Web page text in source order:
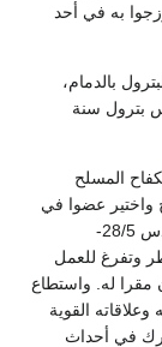
به في أحد
بالدمام،
بترول سنة
المسلح
واختير عضوا في
المجلس الوطني الفلسطيني منذ دورته الأولى (القدس 28/5-
دولة قطر وتفرغ للعمل
مقرا له. واستطاع
القوية
في أحداث